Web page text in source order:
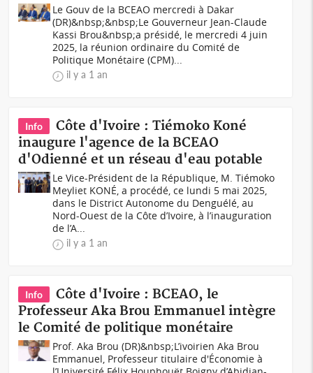
Le Gouv de la BCEAO mercredi à Dakar
(DR)&nbsp;&nbsp;Le Gouverneur Jean-Claude
Kassi Brou&nbsp;a présidé, le mercredi 4 juin
2025, la réunion ordinaire du Comité de
Politique Monétaire (CPM)...
il y a 1 an
Info
Côte d'Ivoire : Tiémoko Koné
inaugure l'agence de la BCEAO
d'Odienné et un réseau d'eau potable
Le Vice-Président de la République, M. Tiémoko
Meyliet KONÉ, a procédé, ce lundi 5 mai 2025,
dans le District Autonome du Denguélé, au
Nord-Ouest de la Côte d’Ivoire, à l’inauguration
de l’A...
il y a 1 an
Info
Côte d'Ivoire : BCEAO, le
Professeur Aka Brou Emmanuel intègre
le Comité de politique monétaire
Prof. Aka Brou (DR)&nbsp;L’ivoirien Aka Brou
Emmanuel, Professeur titulaire d'Économie à